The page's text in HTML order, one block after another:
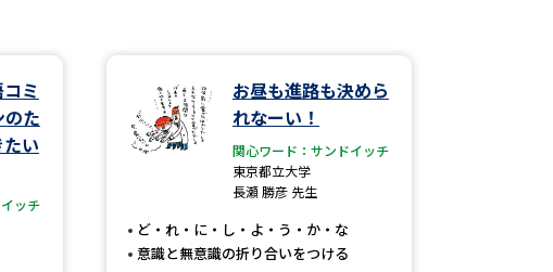
大学・短大以外の資料から請求
専門学校の資料請求 大学院の資料請求
留学・進学関連、塾・予備校
大学入学共通テスト「受験案内」の請求
大学入学共通テスト「受験上の配慮案内」の請求
幼稚園教員資格認定試験
小学校教員資格認定試験
ミ
のた
い
ッチ
お昼も進路も決めら
れなーい！
関心ワード：サンドイッチ
東京都立大学
長瀬 勝彦 先生
ど・れ・に・し・よ・う・か・な
意識と無意識の折り合いをつける